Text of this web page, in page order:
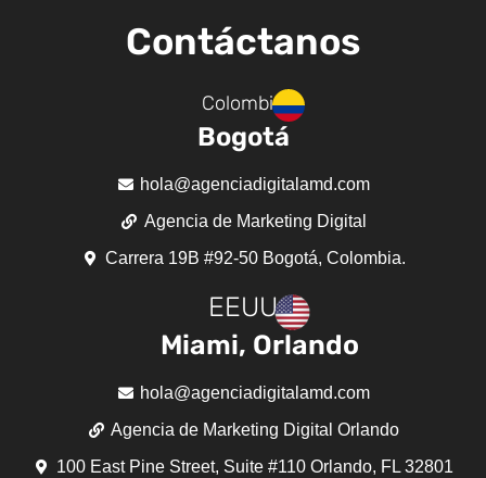
Contáctanos
Colombia
Bogotá
hola@agenciadigitalamd.com
Agencia de Marketing Digital
Carrera 19B #92-50 Bogotá, Colombia.
EEUU
Miami, Orlando
hola@agenciadigitalamd.com
Agencia de Marketing Digital Orlando
100 East Pine Street, Suite #110 Orlando, FL 32801